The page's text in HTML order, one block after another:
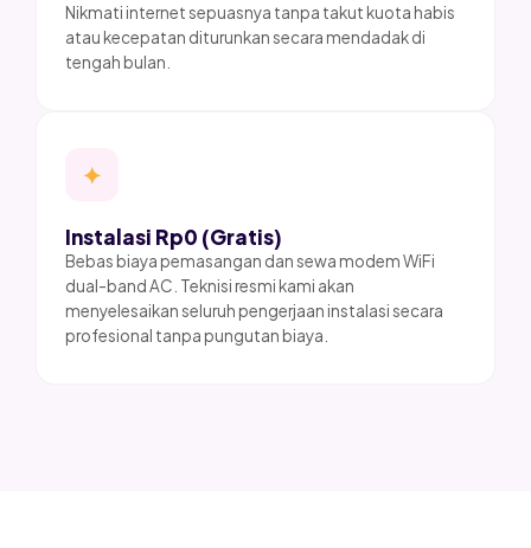
Nikmati internet sepuasnya tanpa takut kuota habis
atau kecepatan diturunkan secara mendadak di
tengah bulan.
✦
Instalasi Rp0 (Gratis)
Bebas biaya pemasangan dan sewa modem WiFi
dual-band AC. Teknisi resmi kami akan
menyelesaikan seluruh pengerjaan instalasi secara
profesional tanpa pungutan biaya.